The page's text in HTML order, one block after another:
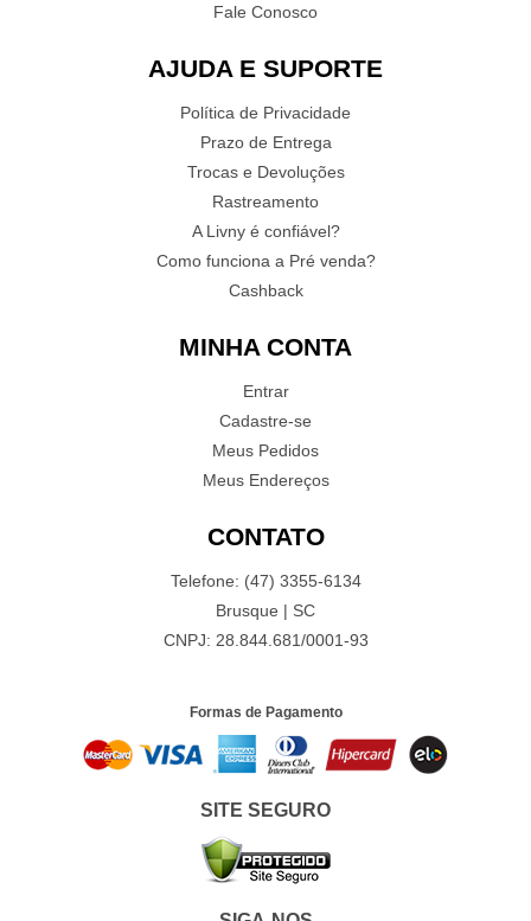
Fale Conosco
AJUDA E SUPORTE
Política de Privacidade
Prazo de Entrega
Trocas e Devoluções
Rastreamento
A Livny é confiável?
Como funciona a Pré venda?
Cashback
MINHA CONTA
Entrar
Cadastre-se
Meus Pedidos
Meus Endereços
CONTATO
Telefone: (47) 3355-6134
Brusque | SC
CNPJ: 28.844.681/0001-93
Formas de Pagamento
SITE SEGURO